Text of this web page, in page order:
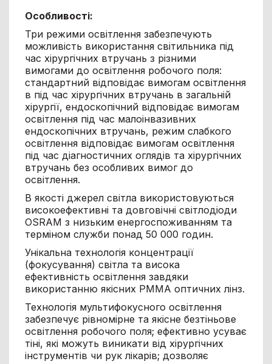
Особливості:
Три режими освітлення забезпечують
можливість використання світильника під
час хірургічних втручань з різними
вимогами до освітлення робочого поля:
стандартний відповідає вимогам освітлення
в під час хірургічних втручань в загальній
хірургії, ендоскопічний відповідає вимогам
освітлення під час малоінвазивних
ендоскопічних втручань, режим слабкого
освітлення відповідає вимогам освітлення
під час діагностичних оглядів та хірургічних
втручань без особливих вимог до
освітлення.
В якості джерел світла використовуються
високоефективні та довговічні світлодіоди
OSRAM з низьким енергоспоживанням та
терміном служби понад 50 000 годин.
Унікальна технологія концентрації
(фокусування) світла та висока
ефективність освітлення завдяки
використанню якісних PMMA оптичних лінз.
Технологія мультифокусного освітлення
забезпечує рівномірне та якісне безтіньове
освітлення робочого поля; ефективно усуває
тіні, які можуть виникати від хірургічних
інструментів чи рук лікарів; дозволяє